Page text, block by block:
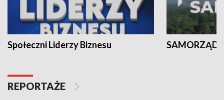
Społeczni Liderzy Biznesu SAMORZĄD
REPORTAŻE